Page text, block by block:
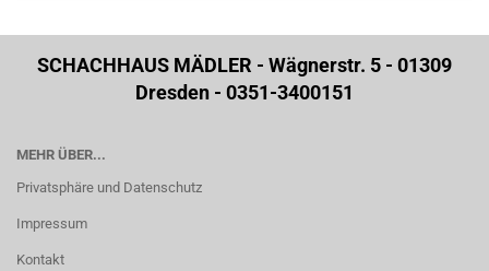
SCHACHHAUS MÄDLER - Wägnerstr. 5 - 01309
Dresden - 0351-3400151
MEHR ÜBER...
Privatsphäre und Datenschutz
Impressum
Kontakt